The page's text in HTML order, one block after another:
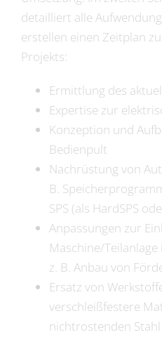
detailliert alle
erstellen einen Zeitplan
Projekts:
Ermittlung des
Expertise zur
Konzeption und
Bedienpult
Nachrüstung von
B.
SPS (als HardSPS
Anpassungen zur
Maschine/
z. B. Anbau von
Ersatz von
verschleißfestere
nichtrostenden Stahl